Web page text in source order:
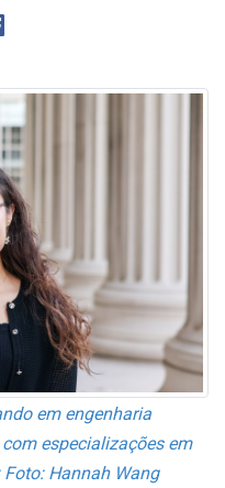
em engenharia
especializações em
Hannah Wang